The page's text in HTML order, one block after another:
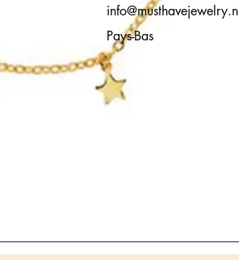
info@musthavejewelry.nl
Pays-Bas